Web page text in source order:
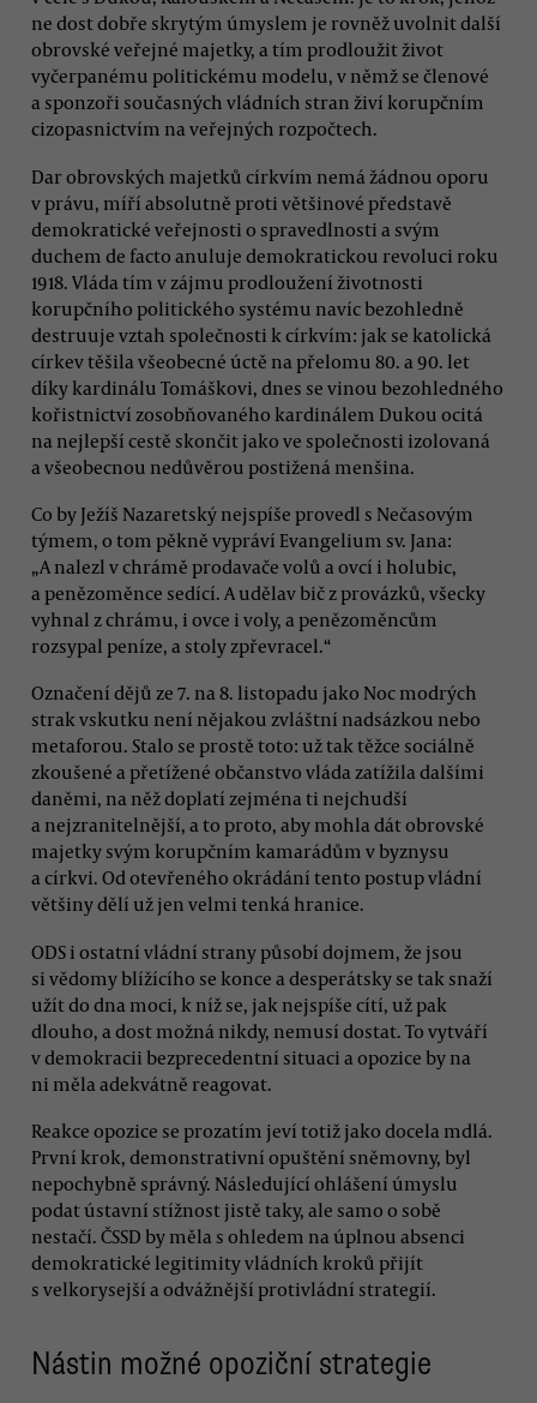
ne dost dobře skrytým úmyslem je rovněž uvolnit další
obrovské veřejné majetky, a tím prodloužit život
vyčerpanému politickému modelu, v němž se členové
a sponzoři současných vládních stran živí korupčním
cizopasnictvím na veřejných rozpočtech.
Dar obrovských majetků církvím nemá žádnou oporu
v právu, míří absolutně proti většinové představě
demokratické veřejnosti o spravedlnosti a svým
duchem de facto anuluje demokratickou revoluci roku
1918. Vláda tím v zájmu prodloužení životnosti
korupčního politického systému navíc bezohledně
destruuje vztah společnosti k církvím: jak se katolická
církev těšila všeobecné úctě na přelomu 80. a 90. let
díky kardinálu Tomáškovi, dnes se vinou bezohledného
kořistnictví zosobňovaného kardinálem Dukou ocitá
na nejlepší cestě skončit jako ve společnosti izolovaná
a všeobecnou nedůvěrou postižená menšina.
Co by Ježíš Nazaretský nejspíše provedl s Nečasovým
týmem, o tom pěkně vypráví Evangelium sv. Jana:
„A nalezl v chrámě prodavače volů a ovcí i holubic,
a penězoměnce sedící. A udělav bič z provázků, všecky
vyhnal z chrámu, i ovce i voly, a penězoměncům
rozsypal peníze, a stoly zpřevracel.“
Označení dějů ze 7. na 8. listopadu jako Noc modrých
strak vskutku není nějakou zvláštní nadsázkou nebo
metaforou. Stalo se prostě toto: už tak těžce sociálně
zkoušené a přetížené občanstvo vláda zatížila dalšími
daněmi, na něž doplatí zejména ti nejchudší
a nejzranitelnější, a to proto, aby mohla dát obrovské
majetky svým korupčním kamarádům v byznysu
a církvi. Od otevřeného okrádání tento postup vládní
většiny dělí už jen velmi tenká hranice.
ODS i ostatní vládní strany působí dojmem, že jsou
si vědomy blížícího se konce a desperátsky se tak snaží
užít do dna moci, k níž se, jak nejspíše cítí, už pak
dlouho, a dost možná nikdy, nemusí dostat. To vytváří
v demokracii bezprecedentní situaci a opozice by na
ni měla adekvátně reagovat.
Reakce opozice se prozatím jeví totiž jako docela mdlá.
První krok, demonstrativní opuštění sněmovny, byl
nepochybně správný. Následující ohlášení úmyslu
podat ústavní stížnost jistě taky, ale samo o sobě
nestačí. ČSSD by měla s ohledem na úplnou absenci
demokratické legitimity vládních kroků přijít
s velkorysejší a odvážnější protivládní strategií.
Nástin možné opoziční strategie